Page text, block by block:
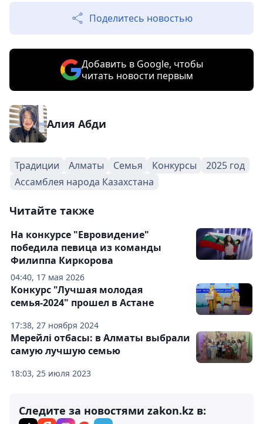
Поделитесь новостью
Добавить в Google, чтобы
читать новости первым
Алия Абди
Традиции Алматы Семья Конкурсы
2025 год
Ассамблея народа Казахстана
Читайте также
04:40, 17 мая 2026
На конкурсе "Евровидение"
победила певица из команды
Филиппа Киркорова
17:38, 27 ноября 2024
Конкурс "Лучшая молодая
семья-2024" прошел в Астане
18:03, 25 июля 2023
Мерейлі отбасы: в Алматы выбрали
самую лучшую семью
Следите за новостями zakon.kz в: